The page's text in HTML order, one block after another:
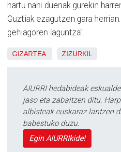
hartu nahi duenak gurekin
Guztiak ezagutzen gara
gehiagoren laguntza".
GIZARTEA ZIZURKIL
AIURRI hedabideak
jaso eta zabaltzen ditu.
albisteak euskaraz lantzen
babestuko duzu.
Egin AIURRIkide!